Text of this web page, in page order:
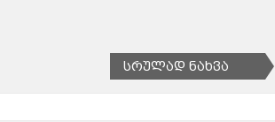
Სრულად Ნახვა